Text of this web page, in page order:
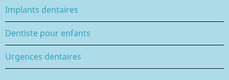
Implants dentaires
Dentiste pour enfants
Urgences dentaires